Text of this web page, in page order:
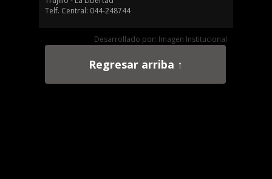
Telf. Central: 044-248744
Desarrollado por: Imagen Institucional
Regresar arriba ↑